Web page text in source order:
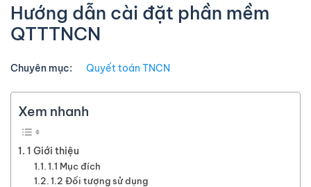
Hướng dẫn cài đặt phần mềm
QTTTNCN
Chuyên mục: Quyết toán TNCN
Xem nhanh
1 Giới thiệu
1.1 Mục đích
1.2 Đối tượng sử dụng